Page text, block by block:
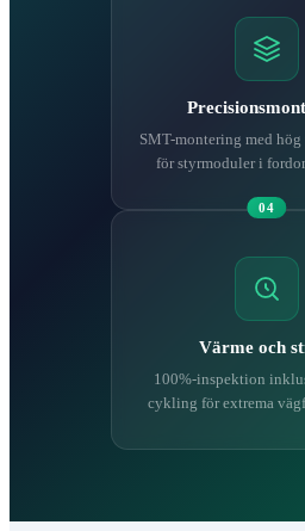
SMT-montering med
för styrmoduler i
04
Värme och
100%-inspektion
cykling för extrema